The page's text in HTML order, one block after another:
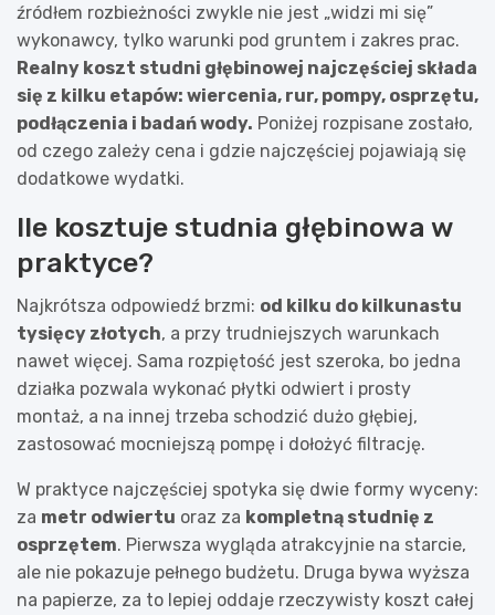
źródłem rozbieżności zwykle nie jest „widzi mi się”
wykonawcy, tylko warunki pod gruntem i zakres prac.
Realny koszt studni głębinowej najczęściej składa
się z kilku etapów: wiercenia, rur, pompy, osprzętu,
podłączenia i badań wody. Poniżej rozpisane zostało,
od czego zależy cena i gdzie najczęściej pojawiają się
dodatkowe wydatki.
Ile kosztuje studnia głębinowa w
praktyce?
Najkrótsza odpowiedź brzmi: od kilku do kilkunastu
tysięcy złotych, a przy trudniejszych warunkach
nawet więcej. Sama rozpiętość jest szeroka, bo jedna
działka pozwala wykonać płytki odwiert i prosty
montaż, a na innej trzeba schodzić dużo głębiej,
zastosować mocniejszą pompę i dołożyć filtrację.
W praktyce najczęściej spotyka się dwie formy wyceny:
za metr odwiertu oraz za kompletną studnię z
osprzętem. Pierwsza wygląda atrakcyjnie na starcie,
ale nie pokazuje pełnego budżetu. Druga bywa wyższa
na papierze, za to lepiej oddaje rzeczywisty koszt całej